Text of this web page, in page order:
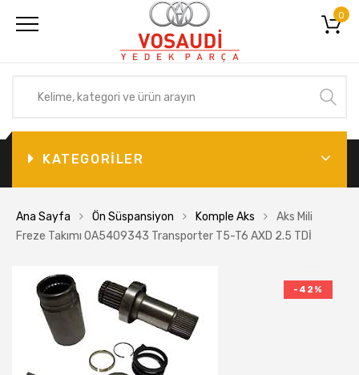
0
KATEGORİLER
Ana Sayfa Ön Süspansiyon Komple Aks
Aks Mili
Freze Takımı 0A5409343 Transporter T5-T6 AXD 2.5 TDİ
-42%